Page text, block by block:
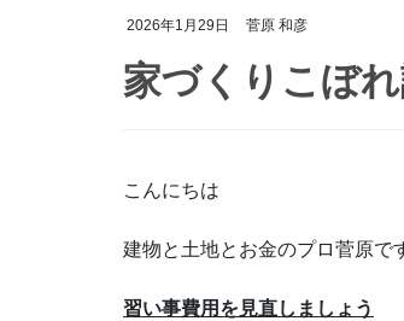
2026年1月29日 菅原 和彦
家づくりこぼれ
こんにちは
建物と土地とお金のプロ菅原で
習い事費用を見直しましょう